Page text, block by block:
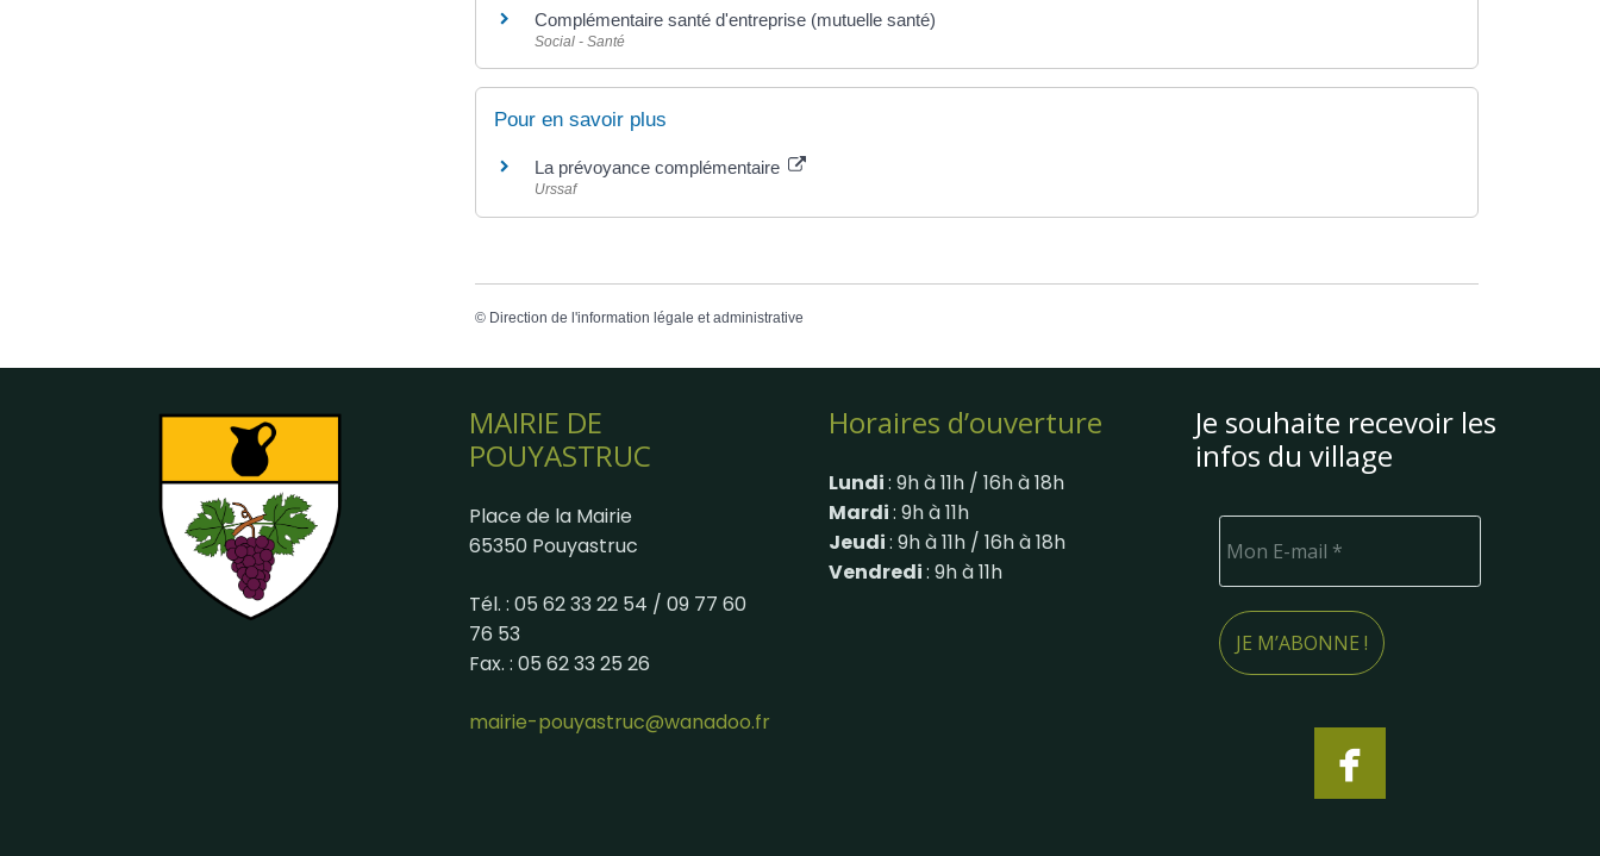
Complémentaire santé d'entreprise (mutuelle santé)
Social - Santé
Pour en savoir plus
La prévoyance complémentaire
Urssaf
© Direction de l'information légale et administrative
MAIRIE DE
POUYASTRUC
Place de la Mairie
65350 Pouyastruc
Tél. : 05 62 33 22 54 / 09 77 60
76 53
Fax. : 05 62 33 25 26
mairie-pouyastruc@wanadoo.fr
Horaires d’ouverture
Lundi: 9h à 11h / 16h à 18h
Mardi: 9h à 11h
Jeudi: 9h à 11h / 16h à 18h
Vendredi: 9h à 11h
Je souhaite recevoir les
infos du village